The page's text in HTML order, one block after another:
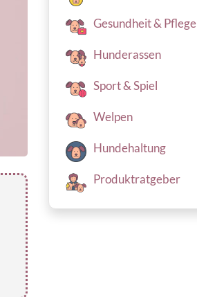
Gesundheit & Pflege
Hunderassen
Sport & Spiel
Welpen
Hundehaltung
Produktratgeber